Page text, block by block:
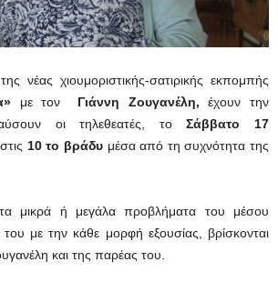
της νέας χιουμοριστικής-σατιρικής εκπομπής
με τον Γιάννη Ζουγανέλη,έχουν την
οι τηλεθεατές,
τοΣάββατο 17
στις 10 το βράδυ μέσα από τη συχνότητα της
μικρά ή μεγάλα προβλήματα του μέσου
με την κάθε μορφή εξουσίας, βρίσκονται
και της παρέας του.